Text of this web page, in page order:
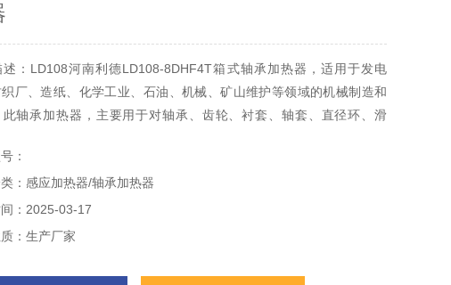
述：LD108河南利德LD108-8DHF4T箱式轴承加热器，适用于发电
厂、造纸、化学工业、石油、机械、矿山维护等领域的机械制造和
此轴承加热器，主要用于对轴承、齿轮、衬套、轴套、直径环、滑
配的需要。现加热器使用微电脑控制，能使加热器自动检测设备故
调整加热器功率、软启动/停机。
：
：感应加热器/轴承加热器
：2025-03-17
：生产厂家